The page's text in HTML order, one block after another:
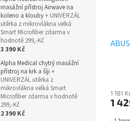
masážní přístroj Airwave na
koleno a klouby+ UNIVERZÁL
utěrka z mikrovlákna velká
Smart Microfiber zdarma v
hodnotě 299,-Kč
3 390 Kč
Alpha Medical chytrý masážní
přístroj na krk a šíji +
UNIVERZÁL utěrka z
mikrovlákna velká Smart
Microfiber zdarma v hodnotě
299,-Kč
2 390 Kč
1 181
1